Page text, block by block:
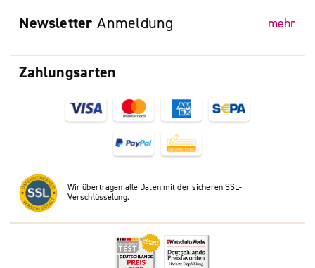
Zahlungsarten
Wir übertragen alle Daten mit der sicheren SSL-
Verschlüsselung.
Newsletter Anmeldung mehr